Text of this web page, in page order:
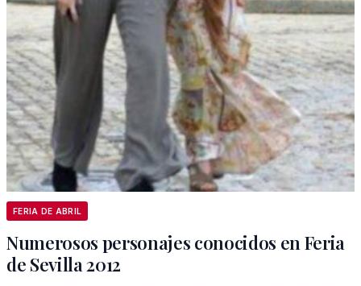
FERIA DE ABRIL
Numerosos personajes conocidos en Feria
de Sevilla 2012